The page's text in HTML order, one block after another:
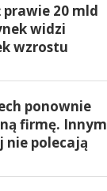
20 mld
widzi
wzrostu
ponownie
firmę. Innym
nie polecają